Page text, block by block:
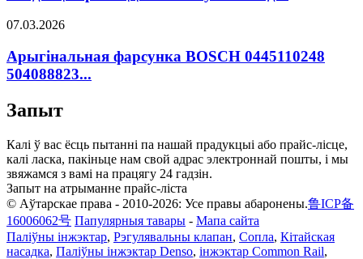
07.03.2026
Арыгінальная фарсунка BOSCH 0445110248
504088823...
Запыт
Калі ў вас ёсць пытанні па нашай прадукцыі або прайс-лісце,
калі ласка, пакіньце нам свой адрас электроннай пошты, і мы
звяжамся з вамі на працягу 24 гадзін.
Запыт на атрыманне прайс-ліста
© Аўтарскае права - 2010-2026: Усе правы абаронены.鲁ICP备
16006062号 Папулярныя тавары - Мапа сайта
Паліўны інжэктар, Рэгулявальны клапан, Сопла, Кітайская
насадка, Паліўны інжэктар Denso, інжэктар Common Rail,